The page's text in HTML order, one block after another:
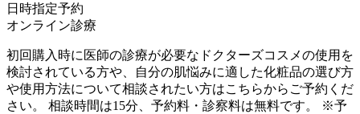
日時指定予約
オンライン診療
初回購入時に医師の診療が必要なドクターズコスメの使用を
検討されている方や、自分の肌悩みに適した化粧品の選び方
や使用方法について相談されたい方はこちらからご予約くだ
さい。 相談時間は15分、予約料・診察料は無料です。 ※予